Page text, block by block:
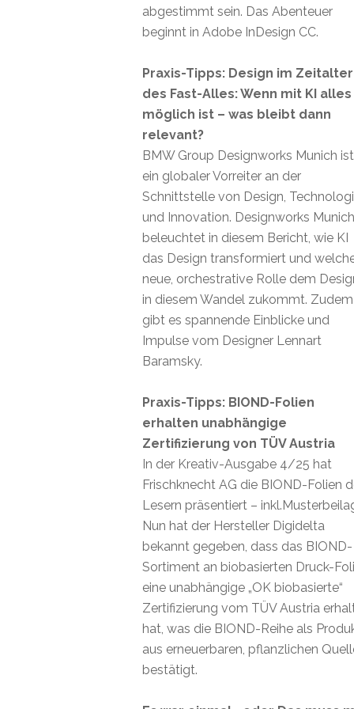
abgestimmt sein. Das Abenteuer
beginnt in Adobe InDesign CC.
Praxis-Tipps: Design im Zeitalter
des Fast-Alles: Wenn mit KI alles
möglich ist – was bleibt dann
relevant?
BMW Group Designworks Munich ist
ein globaler Vorreiter an der
Schnittstelle von Design,
und Innovation. Designworks Munich
beleuchtet in diesem Bericht, wie KI
das Design transformiert und
neue, orchestrative Rolle dem
in diesem Wandel zukommt. Zudem
gibt es spannende Einblicke und
Impulse vom Designer Lennart
Baramsky.
Praxis-Tipps: BIOND-Folien
erhalten unabhängige
Zertifizierung von TÜV Austria
In der Kreativ-Ausgabe 4/25 hat
Frischknecht AG die BIOND-Folien
Lesern präsentiert –
Nun hat der Hersteller Digidelta
bekannt gegeben, dass das BIOND-
Sortiment an biobasierten Druck-
eine unabhängige „OK biobasierte“
Zertifizierung vom TÜV Austria
hat, was die BIOND-Reihe als
aus erneuerbaren, pflanzlichen
bestätigt.